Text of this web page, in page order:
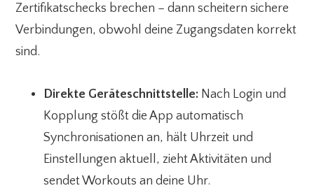
Zertifikatschecks brechen – dann scheitern sichere
Verbindungen, obwohl deine Zugangsdaten korrekt
sind.
Direkte Geräteschnittstelle: Nach Login und
Kopplung stößt die App automatisch
Synchronisationen an, hält Uhrzeit und
Einstellungen aktuell, zieht Aktivitäten und
sendet Workouts an deine Uhr.